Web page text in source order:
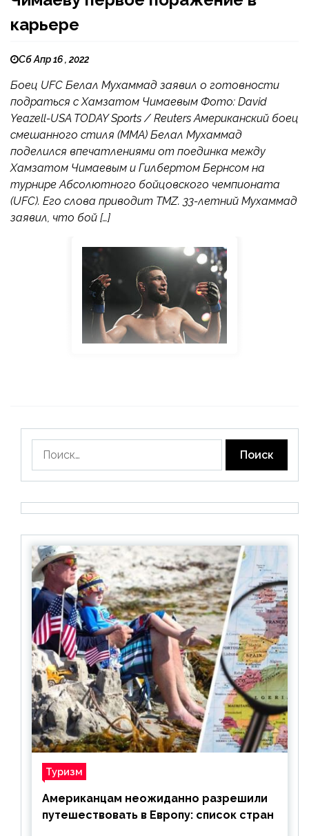
карьере
Сб Апр 16 , 2022
Боец UFC Белал Мухаммад заявил о готовности
подраться с Хамзатом Чимаевым Фото: David
Yeazell-USA TODAY Sports / Reuters Американский боец
смешанного стиля (MMA) Белал Мухаммад
поделился впечатлениями от поединка между
Хамзатом Чимаевым и Гилбертом Бернсом на
турнире Абсолютного бойцовского чемпионата
(UFC). Его слова приводит TMZ. 33-летний Мухаммад
заявил, что бой […]
Туризм
Американцам неожиданно разрешили
путешествовать в Европу: список стран